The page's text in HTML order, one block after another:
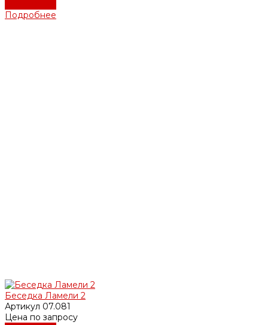
Подробнее
Беседка Ламели 2
Артикул 07.081
Цена по запросу